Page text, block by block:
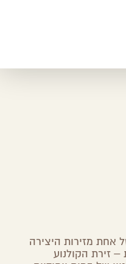
Email
Twitter
Google
Plus
אחת מזירות היצירה
זירת הקולנוע